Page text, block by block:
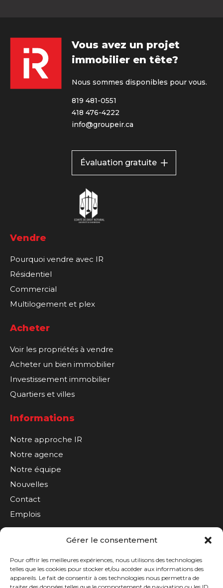
Gérer le consentement
Pour offrir les meilleures expériences, nous utilisons des technologies
telles que les cookies pour stocker et/ou accéder aux informations des
appareils. Le fait de consentir à ces technologies nous permettra de
Vous avez un projet
immobilier en tête?
Nous sommes disponibles pour vous.
819 481-0551
418 476-4222
info@groupeir.ca
Évaluation gratuite
Vendre
Pourquoi vendre avec IR
Résidentiel
Commercial
Multilogement et plex
Acheter
Voir les propriétés à vendre
Acheter un bien immobilier
Investissement immobilier
Quartiers et villes
Informations
Notre approche IR
Notre agence
Notre équipe
Nouvelles
Contact
Emplois
S'inscrire à l'infolettre